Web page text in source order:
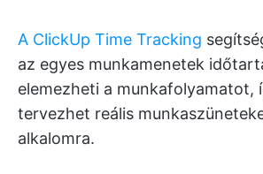
A ClickUp Time Tracking
az egyes munkamenetek
elemezheti a munkafolyamatot,
tervezhet reális
alkalomra.